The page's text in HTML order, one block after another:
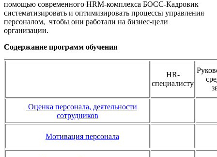
помощью современного HRM-комплекса БОСС-Кадровик
систематизировать и оптимизировать процессы управления
персоналом, чтобы они работали на бизнес-цели
организации.
Содержание программ обучения
HR-
специалисту
Оценка персонала, деятельности
сотрудников
Мотивация персонала